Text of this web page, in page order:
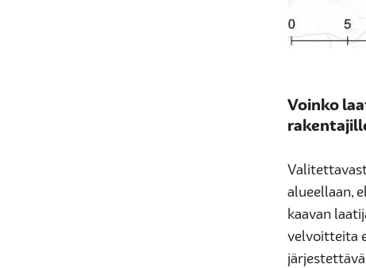
Voinko
alueellaan,
kaavan
velvoitteita